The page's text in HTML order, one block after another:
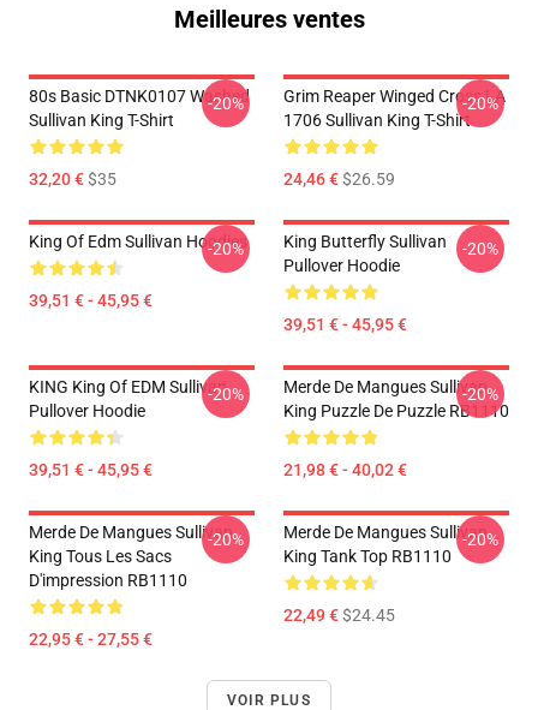
Meilleures ventes
80s Basic DTNK0107 Washed
Sullivan King T-Shirt
32,20 €$35
-20%
Grim Reaper Winged Cross LA
1706 Sullivan King T-Shirt
24,46 €$26.59
-20%
King Of Edm Sullivan Hoodies
39,51 € - 45,95 €
-20%
King Butterfly Sullivan
Pullover Hoodie
39,51 € - 45,95 €
-20%
KING King Of EDM Sullivan
Pullover Hoodie
39,51 € - 45,95 €
-20%
Merde De Mangues Sullivan
King Puzzle De Puzzle RB1110
21,98 € - 40,02 €
-20%
Merde De Mangues Sullivan
King Tous Les Sacs
D'impression RB1110
22,95 € - 27,55 €
-20%
Merde De Mangues Sullivan
King Tank Top RB1110
22,49 €$24.45
-20%
VOIR PLUS